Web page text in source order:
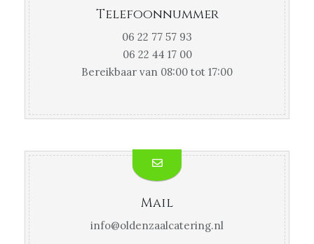
Telefoonnummer
06 22 77 57 93
06 22 44 17 00
Bereikbaar van 08:00 tot 17:00
Mail
info@oldenzaalcatering.nl